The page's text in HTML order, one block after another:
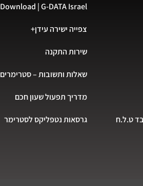
ט.ל.ח
Download | G-DATA Israel
צפייה ישירה עידן+
שירות התקנה
שאלות ותשובות – סטרימרים
מדריך תפעול שעון חכם
גרסאות נטפליקס לסטרימר